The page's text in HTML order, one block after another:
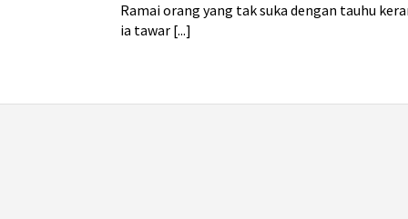
Ramai orang yang tak suka dengan tauhu
ia tawar [...]